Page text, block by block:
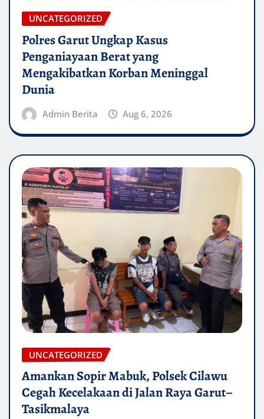
UNCATEGORIZED
Polres Garut Ungkap Kasus
Penganiayaan Berat yang
Mengakibatkan Korban Meninggal
Dunia
Admin Berita Aug 6, 2026
UNCATEGORIZED
Amankan Sopir Mabuk, Polsek Cilawu
Cegah Kecelakaan di Jalan Raya Garut–
Tasikmalaya